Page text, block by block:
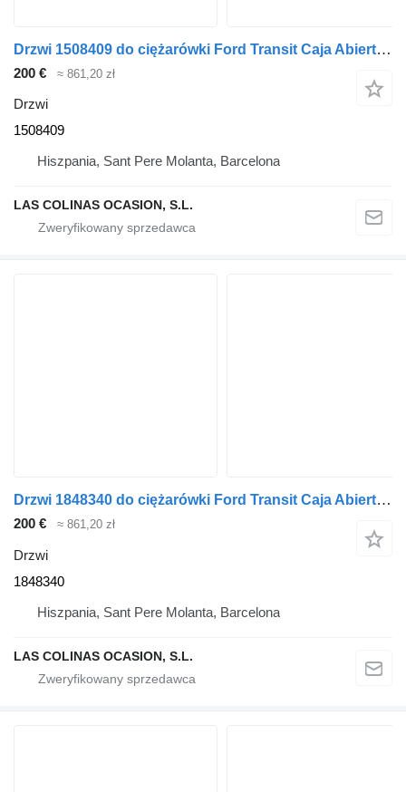
Drzwi 1508409 do ciężarówki Ford Transit Caja Abierta (TT9)(2006->)
200 € ≈ 861,20 zł
Drzwi
1508409
Hiszpania, Sant Pere Molanta, Barcelona
LAS COLINAS OCASION, S.L.
Drzwi 1848340 do ciężarówki Ford Transit Caja Abierta (TT9)(2006->)
200 € ≈ 861,20 zł
Drzwi
1848340
Hiszpania, Sant Pere Molanta, Barcelona
LAS COLINAS OCASION, S.L.